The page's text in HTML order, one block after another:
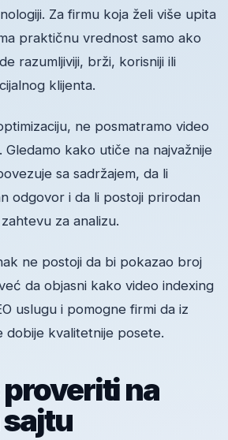
Za firmu koja želi više upita
praktičnu vrednost samo ako
razumljiviji, brži, korisniji ili
klijenta.
ne posmatramo video
Gledamo kako utiče na najvažnije
sa sadržajem, da li
odgovor i da li postoji prirodan
za analizu.
ne postoji da bi pokazao broj
da objasni kako video indexing
uslugu i pomogne firmi da iz
kvalitetnije posete.
na